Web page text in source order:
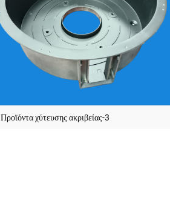
Προϊόντα χύτευσης ακριβείας-3